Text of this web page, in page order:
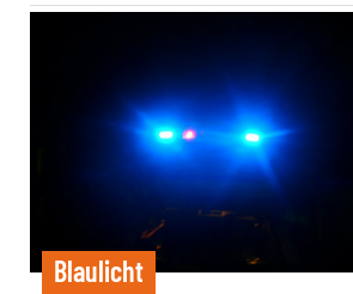
Blaulicht